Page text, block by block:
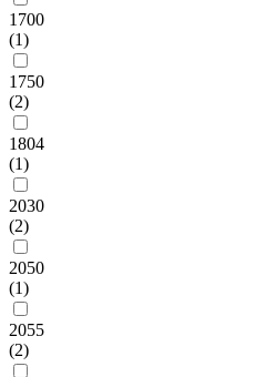
1700
(1)
1750
(2)
1804
(1)
2030
(2)
2050
(1)
2055
(2)